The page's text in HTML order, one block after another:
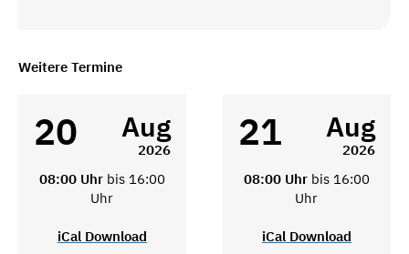
Weitere Termine
20 Aug
2026
08:00 Uhr bis 16:00
Uhr
iCal Download
21 Aug
2026
08:00 Uhr bis 16:00
Uhr
iCal Download